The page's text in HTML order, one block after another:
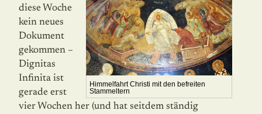
Himmelfahrt Christi mit den befreiten
Stammeltern
diese Woche
kein neues
Dokument
gekommen –
Dignitas
Infinita ist
gerade erst
vier Wochen her (und hat seitdem ständig